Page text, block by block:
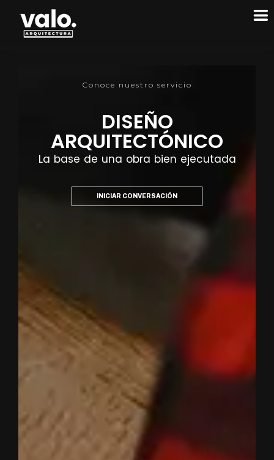
Conoce nuestro servicio
DISEÑO
ARQUITECTÓNICO
La base de una obra bien ejecutada
INICIAR CONVERSACIÓN